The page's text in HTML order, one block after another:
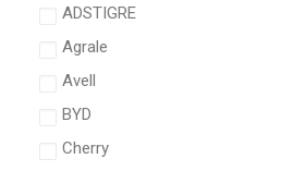
ADSTIGRE
Agrale
Avell
BYD
Cherry